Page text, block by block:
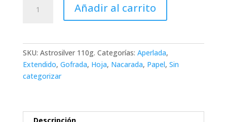
110g
Añadir al carrito
SKU: Astrosilver 110g. Categorías: Aperlada,
Extendido, Gofrada, Hoja, Nacarada, Papel, Sin
categorizar